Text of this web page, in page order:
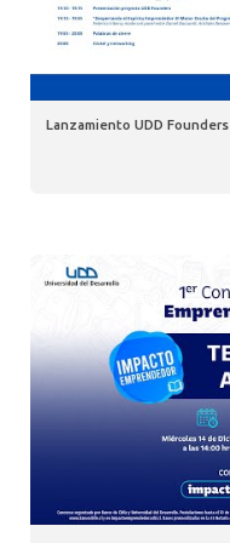
Lanzamiento UDD Founders